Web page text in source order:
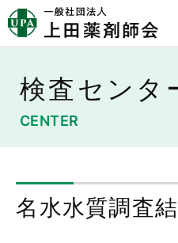
検査センタ
CENTER
名水水質調査